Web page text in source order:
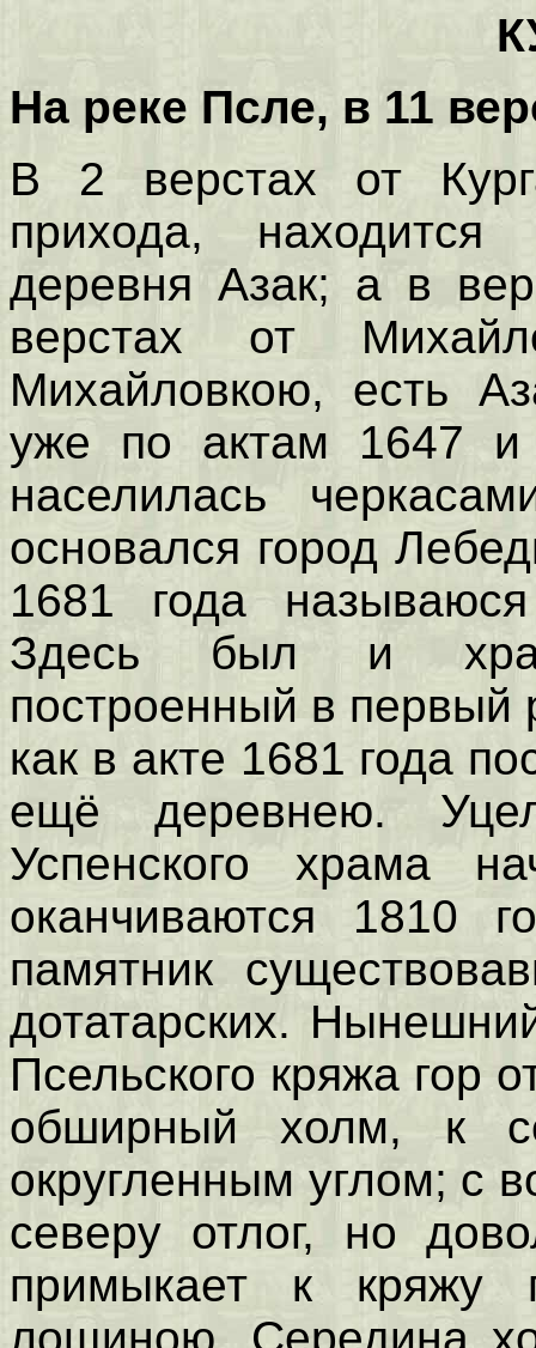
На реке Псле, в 11
В 2 верстах от
прихода,
деревня Азак; а в
верстах от
Михайловкою, есть
уже по актам 1647 и
населилась
основался город
1681 года
Здесь был и
построенный в первый
как в акте 1681 года
ещё деревнею.
Успенского храма
оканчиваются 1810
памятник
дотатарских.
Псельского кряжа гор
обширный холм, к
округленным углом; с
северу отлог, но
примыкает к кряжу